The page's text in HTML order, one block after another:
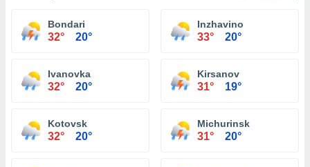
Bondari
32° 20°
Inzhavino
33° 20°
Ivanovka
32° 20°
Kirsanov
31° 19°
Kotovsk
32° 20°
Michurinsk
31° 20°